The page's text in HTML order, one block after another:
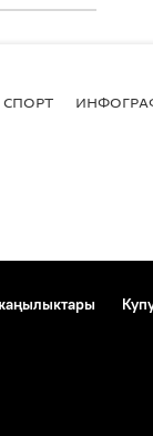
СПОРТ